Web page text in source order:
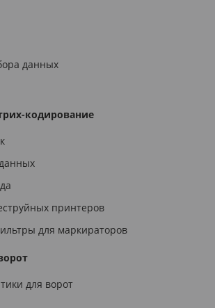
данных
кодирование
принтеров
для маркираторов
для ворот